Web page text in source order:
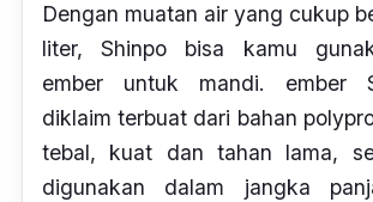
Dengan muatan air yang cukup
liter, Shinpo bisa kamu
ember untuk mandi. ember
diklaim terbuat dari bahan
tebal, kuat dan tahan lama,
digunakan dalam jangka